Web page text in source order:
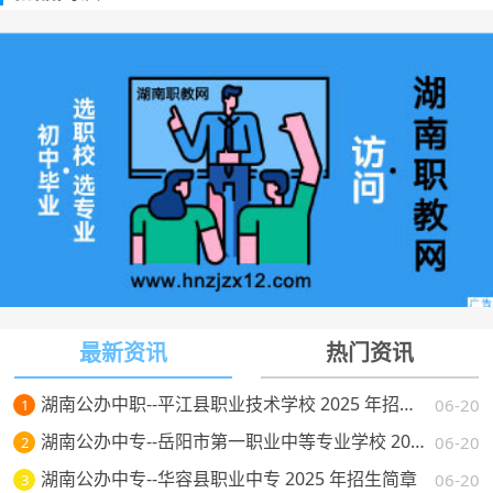
最新资讯 热门资讯
1 06-20
湖南公办中职--平江县职业技术学校 2025 年招生简章
2 06-20
湖南公办中专--岳阳市第一职业中等专业学校 2025 年招生简章
3 06-20
湖南公办中专--华容县职业中专 2025 年招生简章